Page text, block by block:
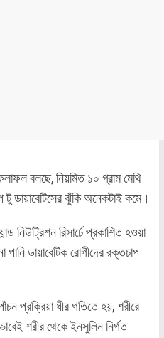
বলছে, নিয়মিত ১০ গ্রাম মেথি
টু ডায়াবেটিসের ঝুঁকি অনেকটাই কমে।
নিউট্রিশন রিসার্চে প্রকাশিত হওয়া
পানি ডায়াবেটিক রোগীদের রক্তচাপ
প্রক্রিয়া ধীর গতিতে হয়, শরীরে
শরীর থেকে ইনসুলিন নির্গত